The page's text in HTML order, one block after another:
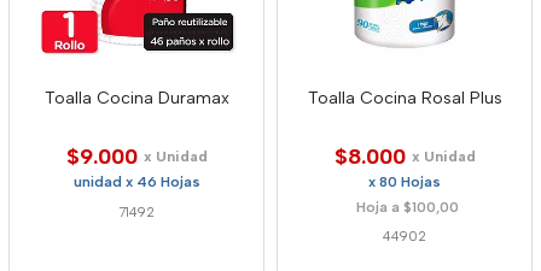
Toalla Cocina Duramax
$9.000 x Unidad
unidad x 46 Hojas
71492
Toalla Cocina Rosal Plus
$8.000 x Unidad
x 80 Hojas
Hoja a $100,00
44902